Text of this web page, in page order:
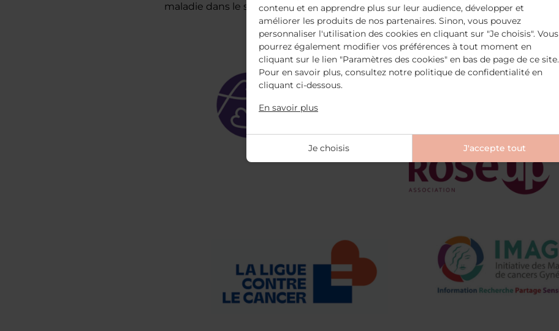
maladie dans le silence.contenu et en apprendre plus sur leur audience, développer et
améliorer les produits de nos partenaires. Sinon, vous pouvez
personnaliser l'utilisation des cookies en cliquant sur "Je choisis". Vous
pourrez également modifier vos préférences à tout moment en
cliquant sur le lien "Paramètres des cookies" en bas de page de ce site.
Pour en savoir plus, consultez notre politique de confidentialité en
cliquant ci-dessous.
En savoir plus
Je choisis J'accepte tout